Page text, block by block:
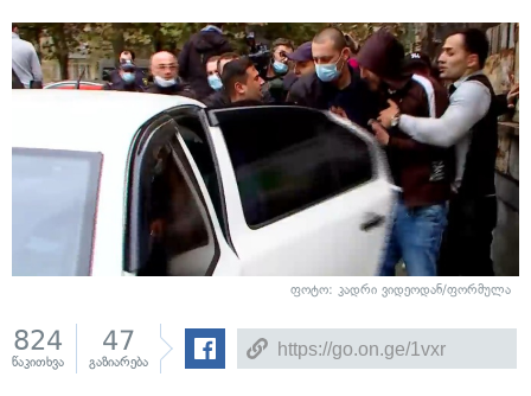
ფოტო: კადრი ვიდეოდან/ფორმულა
824
წაკითხვა
47
გაზიარება